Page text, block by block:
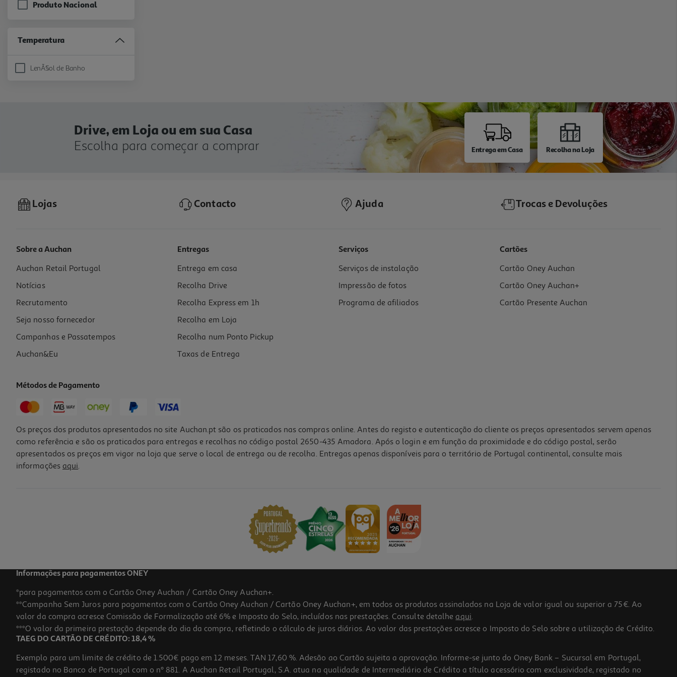
Produto Nacional
Temperatura
LenÃ§ol de Banho
Refine by Temperatura: LenÃ§ol de Banho
Drive, em Loja ou em sua Casa
Escolha para começar a comprar
Entrega em Casa Recolha na Loja
Lojas Contacto Ajuda Trocas e Devoluções
Sobre a Auchan
Auchan Retail Portugal
Notícias
Recrutamento
Seja nosso fornecedor
Campanhas e Passatempos
Auchan&Eu
Entregas
Entrega em casa
Recolha Drive
Recolha Express em 1h
Recolha em Loja
Recolha num Ponto Pickup
Taxas de Entrega
Serviços
Serviços de instalação
Impressão de fotos
Programa de afiliados
Cartões
Cartão Oney Auchan
Cartão Oney Auchan+
Cartão Presente Auchan
Métodos de Pagamento
Os preços dos produtos apresentados no site Auchan.pt são os praticados nas compras online. Antes do registo e autenticação do cliente os preços apresentados servem apenas
como referência e são os praticados para entregas e recolhas no código postal 2650-435 Amadora. Após o login e em função da proximidade e do código postal, serão
apresentados os preços em vigor na loja que serve o local de entrega ou de recolha. Entregas apenas disponíveis para o território de Portugal continental, consulte mais
informações aqui.
Informações para pagamentos ONEY
*para pagamentos com o Cartão Oney Auchan / Cartão Oney Auchan+.
**Campanha Sem Juros para pagamentos com o Cartão Oney Auchan / Cartão Oney Auchan+, em todos os produtos assinalados na Loja de valor igual ou superior a 75€. Ao
valor da compra acresce Comissão de Formalização até 6% e Imposto do Selo, incluídos nas prestações. Consulte detalhe aqui.
***O valor da primeira prestação depende do dia da compra, refletindo o cálculo de juros diários. Ao valor das prestações acresce o Imposto do Selo sobre a utilização de Crédito.
TAEG DO CARTÃO DE CRÉDITO: 18,4 %
Exemplo para um limite de crédito de 1.500€ pago em 12 meses. TAN 17,60 %. Adesão ao Cartão sujeita a aprovação. Informe-se junto do Oney Bank – Sucursal em Portugal,
registado no Banco de Portugal com o nº 881. A Auchan Retail Portugal, S.A. atua na qualidade de Intermediário de Crédito a título acessório com exclusividade, registado no